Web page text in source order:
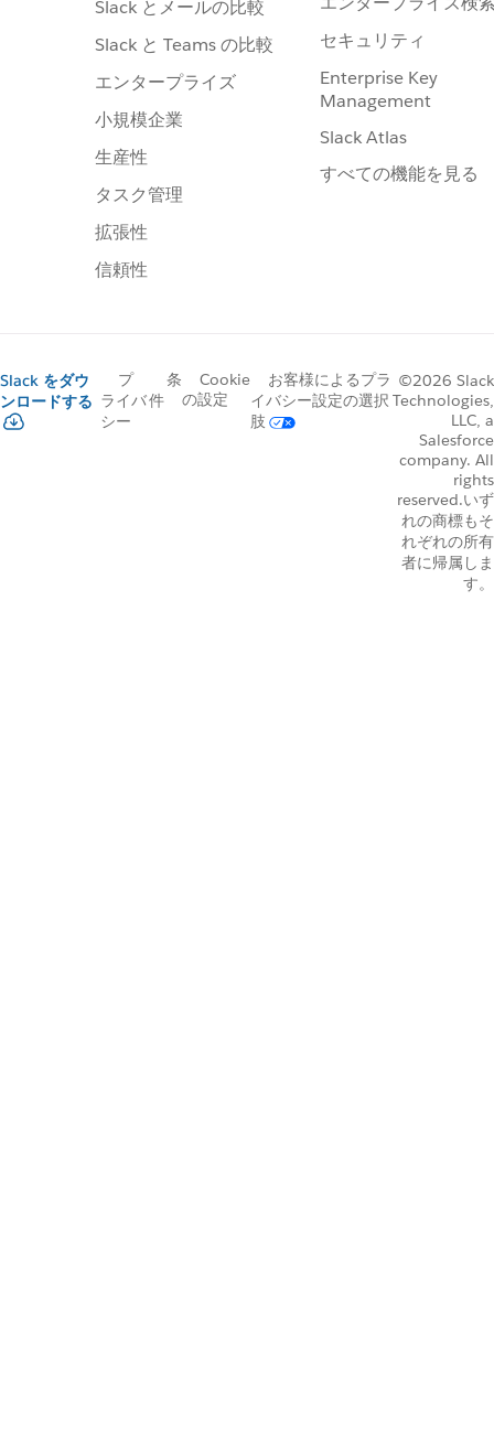
Slack とメールの比較
Slack と Teams の比較
エンタープライズ
小規模企業
生産性
タスク管理
拡張性
信頼性
セキュリティ
Enterprise Key
Management
Slack Atlas
すべての機能を見る
Slack をダウ
ンロードする
プ
ライバ
シー
条
件
Cookie
の設定
お客様によるプラ
イバシー設定の選択
肢
©2026 Slack
Technologies,
LLC, a
Salesforce
company. All
rights
reserved.いず
れの商標もそ
れぞれの所有
者に帰属しま
す。